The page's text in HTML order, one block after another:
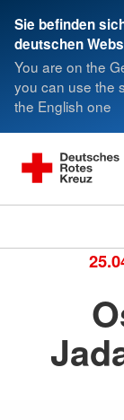
Sie befinden
deutschen
You are on the
you can use the
the English one